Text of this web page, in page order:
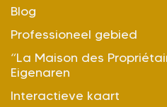
Blog
Professioneel gebied
“La Maison des
Eigenaren
Interactieve kaart